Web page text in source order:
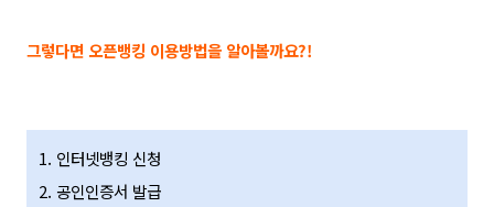
그렇다면 오픈뱅킹 이용방법을 알아볼까요?!
1. 인터넷뱅킹 신청
2. 공인인증서 발급